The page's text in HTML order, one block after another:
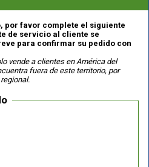
por favor complete el siguiente
de servicio al cliente se
para confirmar su pedido con
vende a clientes en América del
fuera de este territorio, por